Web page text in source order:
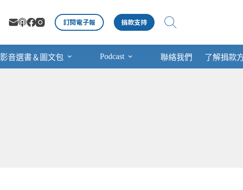
訂閱電子報 捐款支持
影音選書＆圖文包 Podcast 聯絡我們 了解捐款